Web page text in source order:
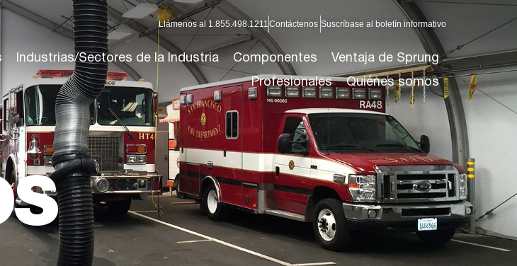
Llámenos al 1.855.498.1211Contáctenos Suscríbase al boletín informativo
Industrias/Sectores de la Industria Componentes
Ventaja de Sprung
Profesionales
Quiénes somos